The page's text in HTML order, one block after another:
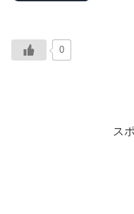
0
ス